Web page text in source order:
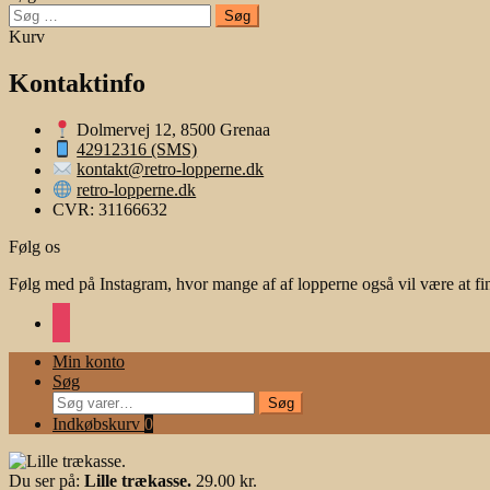
Søg
efter:
Kurv
Kontaktinfo
Dolmervej 12, 8500 Grenaa
42912316 (SMS)
kontakt@retro-lopperne.dk
retro-lopperne.dk
CVR: 31166632
Følg os
Følg med på Instagram, hvor mange af af lopperne også vil være at
Min konto
Søg
Søg
efter:
Søg
Indkøbskurv 0
Du ser på: Lille trækasse. 29.00 kr.